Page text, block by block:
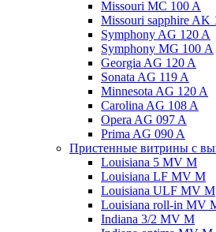
Missouri MC 100 A
Missouri sapphire AK
Symphony AG 120 A
Symphony MG 100 А
Georgia AG 120 A
Sonata AG 119 A
Minnesota AG 120 A
Carolina AG 108 A
Opera AG 097 A
Prima AG 090 A
Пристенные витрины с
Louisiana 5 MV M
Louisiana LF MV M
Louisiana ULF MV M
Louisiana roll-in MV
Indiana 3/2 MV M